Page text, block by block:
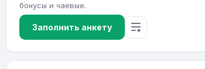
бонусы и чаевые.
Заполнить анкету